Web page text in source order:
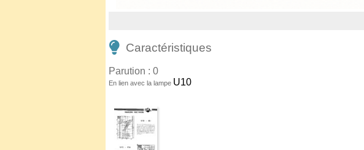
Caractéristiques
Parution : 0
En lien avec la lampe U10